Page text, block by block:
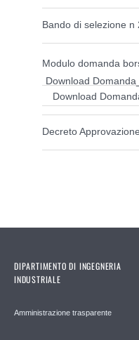
Bando di selezione n
Modulo domanda
Download
Download
Decreto
DIPARTIMENTO DI INGEGNERIA
INDUSTRIALE
Amministrazione trasparente